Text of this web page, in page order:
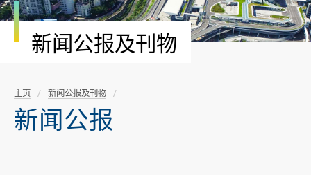
新闻公报及刊物
主页 新闻公报及刊物
新闻公报